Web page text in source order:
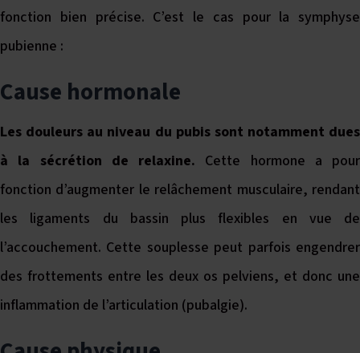
fonction bien précise. C’est le cas pour la symphyse
pubienne :
Cause hormonale
Les douleurs au niveau du pubis sont notamment dues
à la sécrétion de relaxine. Cette hormone a pour
fonction d’augmenter le relâchement musculaire, rendant
les ligaments du bassin plus flexibles en vue de
l’accouchement. Cette souplesse peut parfois engendrer
des frottements entre les deux os pelviens, et donc une
inflammation de l’articulation (pubalgie).